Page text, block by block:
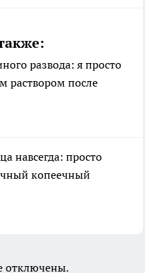
развода: я просто
раствором после
навсегда: просто
копеечный
отключены.